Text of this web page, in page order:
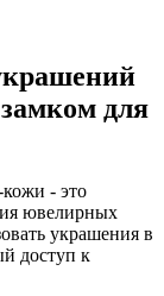
для
- это
ювелирных
украшения в
доступ к